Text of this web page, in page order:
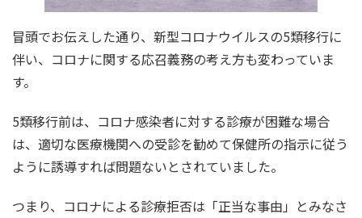
冒頭でお伝えした通り、新型コロナウイルスの5類移行に
伴い、コロナに関する応召義務の考え方も変わっていま
す。
5類移行前は、コロナ感染者に対する診療が困難な場合
は、適切な医療機関への受診を勧めて保健所の指示に従う
ように誘導すれば問題ないとされていました。
つまり、コロナによる診療拒否は「正当な事由」とみなさ